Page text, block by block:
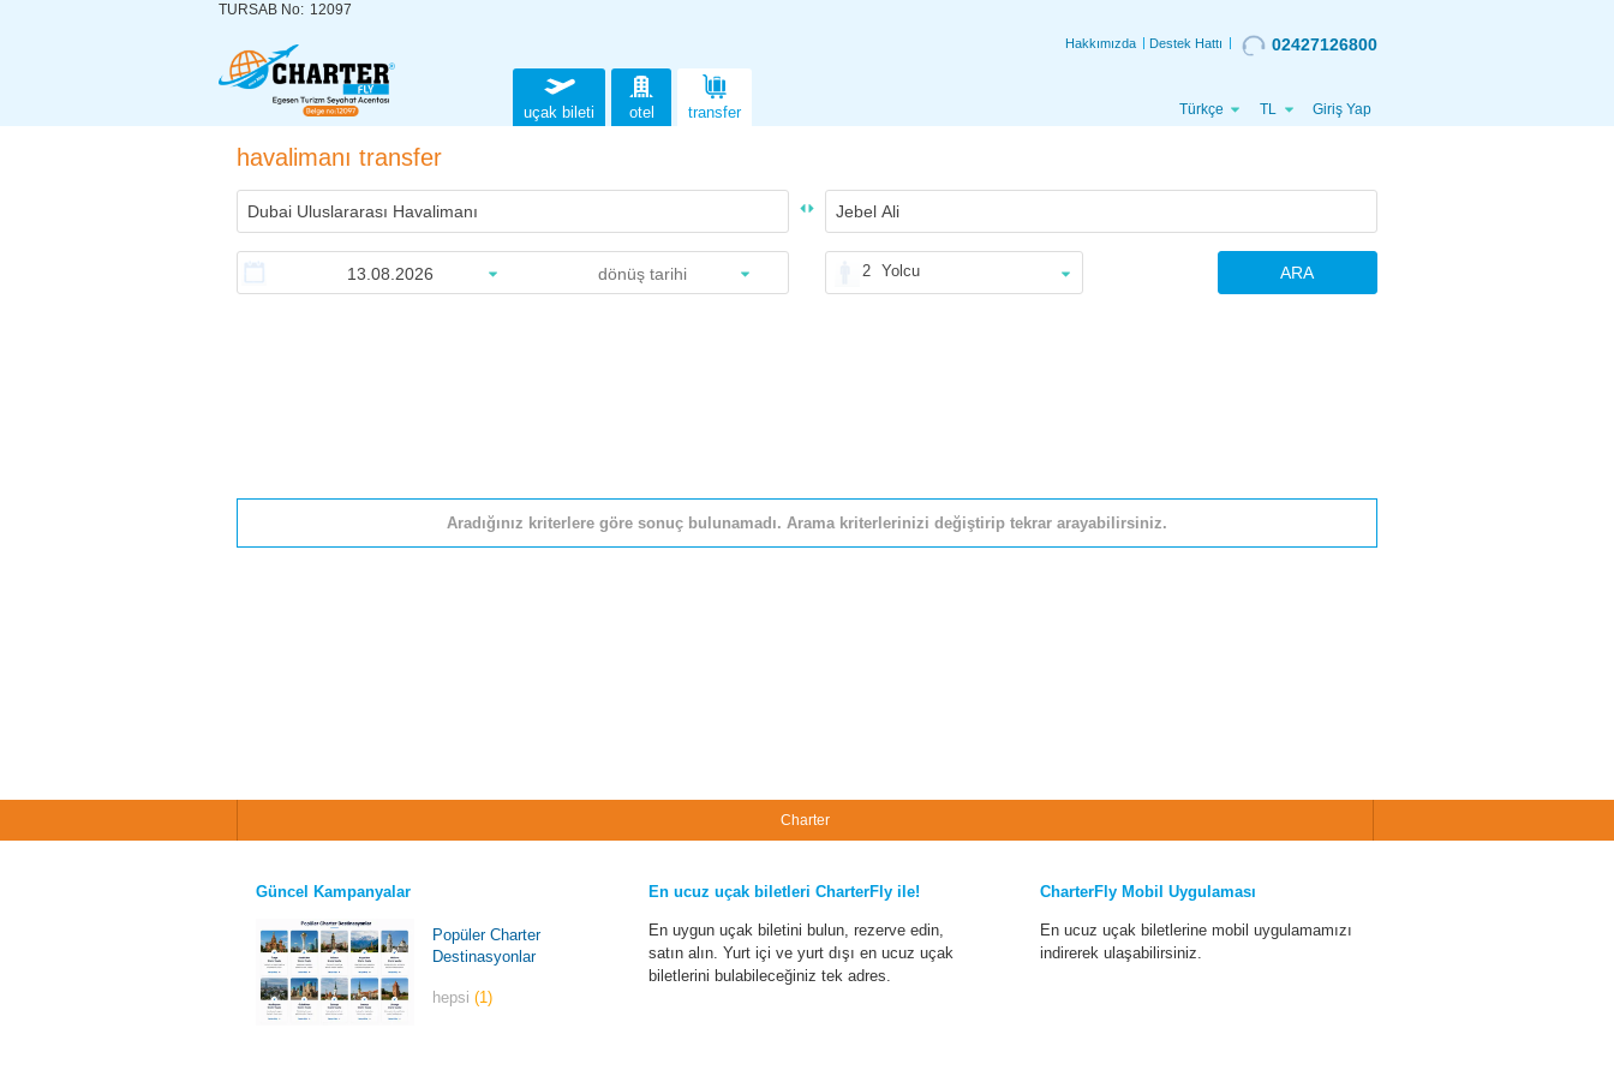
TURSAB No: 12097
Hakkımızda Destek Hattı 02427126800
uçak bileti otel transfer Türkçe TL Giriş Yap
havalimanı transfer
2 Yolcu ARA
Aradığınız kriterlere göre sonuç bulunamadı. Arama kriterlerinizi değiştirip tekrar arayabilirsiniz.
Charter
Güncel Kampanyalar
Popüler Charter
Destinasyonlar
hepsi(1)
En ucuz uçak biletleri CharterFly ile!
En uygun uçak biletini bulun, rezerve edin,
satın alın. Yurt içi ve yurt dışı en ucuz uçak
biletlerini bulabileceğiniz tek adres.
CharterFly Mobil Uygulaması
En ucuz uçak biletlerine mobil uygulamamızı
indirerek ulaşabilirsiniz.